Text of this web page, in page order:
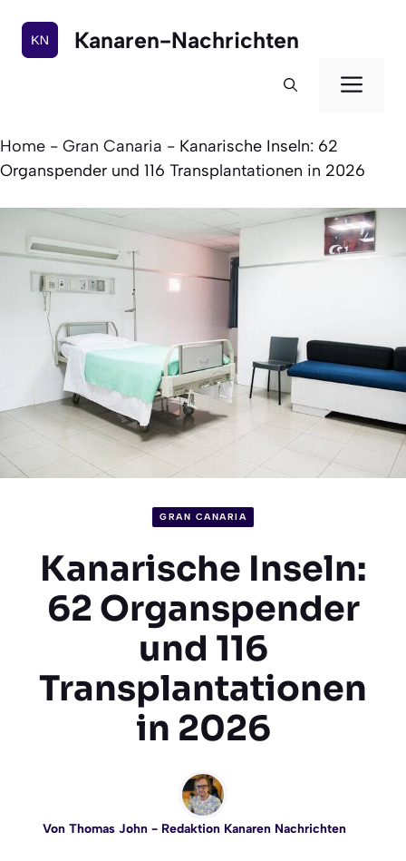
Inhalt
springen
Kanaren-Nachrichten
Home - Gran Canaria - Kanarische Inseln: 62
Organspender und 116 Transplantationen in 2026
GRAN CANARIA
Kanarische Inseln:
62 Organspender
und 116
Transplantationen
in 2026
Von Thomas John- Redaktion Kanaren Nachrichten